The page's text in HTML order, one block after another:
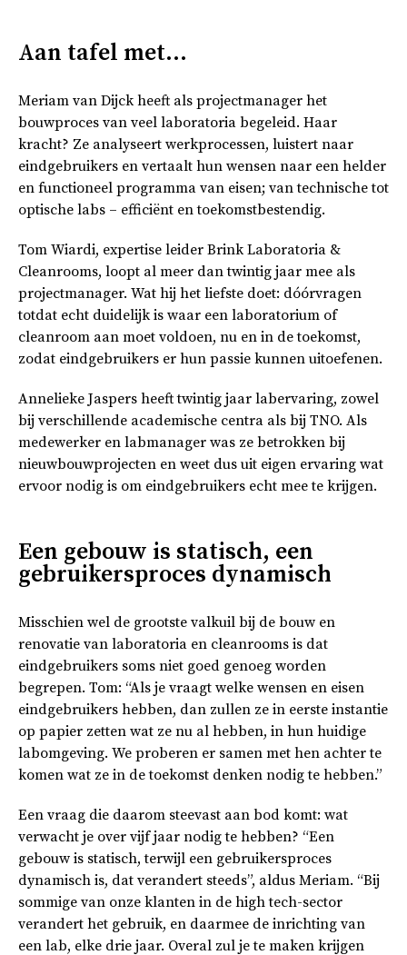
Aan tafel met...
Meriam van Dijck heeft als projectmanager het
bouwproces van veel laboratoria begeleid. Haar
kracht? Ze analyseert werkprocessen, luistert naar
eindgebruikers en vertaalt hun wensen naar een helder
en functioneel programma van eisen; van technische tot
optische labs – efficiënt en toekomstbestendig.
Tom Wiardi, expertise leider Brink Laboratoria &
Cleanrooms, loopt al meer dan twintig jaar mee als
projectmanager. Wat hij het liefste doet: dóórvragen
totdat echt duidelijk is waar een laboratorium of
cleanroom aan moet voldoen, nu en in de toekomst,
zodat eindgebruikers er hun passie kunnen uitoefenen.
Annelieke Jaspers heeft twintig jaar labervaring, zowel
bij verschillende academische centra als bij TNO. Als
medewerker en labmanager was ze betrokken bij
nieuwbouwprojecten en weet dus uit eigen ervaring wat
ervoor nodig is om eindgebruikers echt mee te krijgen.
Een gebouw is statisch, een
gebruikersproces dynamisch
Misschien wel de grootste valkuil bij de bouw en
renovatie van laboratoria en cleanrooms is dat
eindgebruikers soms niet goed genoeg worden
begrepen. Tom: “Als je vraagt welke wensen en eisen
eindgebruikers hebben, dan zullen ze in eerste instantie
op papier zetten wat ze nu al hebben, in hun huidige
labomgeving. We proberen er samen met hen achter te
komen wat ze in de toekomst denken nodig te hebben.”
Een vraag die daarom steevast aan bod komt: wat
verwacht je over vijf jaar nodig te hebben? “Een
gebouw is statisch, terwijl een gebruikersproces
dynamisch is, dat verandert steeds”, aldus Meriam. “Bij
sommige van onze klanten in de high tech-sector
verandert het gebruik, en daarmee de inrichting van
een lab, elke drie jaar. Overal zul je te maken krijgen